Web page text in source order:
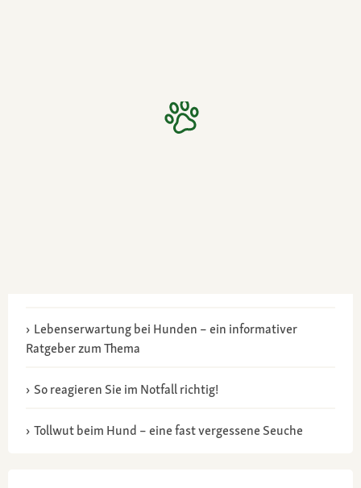
Lebenserwartung bei Hunden – ein informativer
Ratgeber zum Thema
So reagieren Sie im Notfall richtig!
Tollwut beim Hund – eine fast vergessene Seuche